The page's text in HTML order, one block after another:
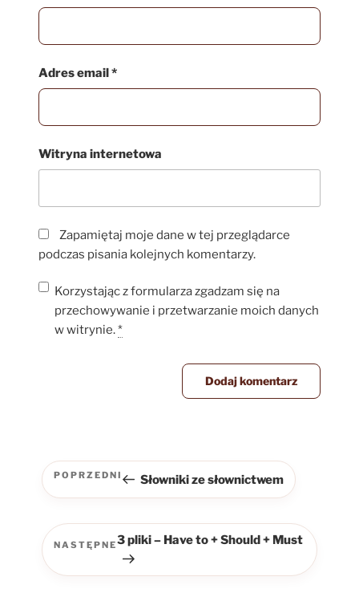
Adres email*
Witryna internetowa
Zapamiętaj moje dane w tej przeglądarce
podczas pisania kolejnych komentarzy.
Korzystając z formularza zgadzam się na
przechowywanie i przetwarzanie moich danych
w witrynie.*
wpisu
Poprzedni
POPRZEDNI Słowniki ze słownictwem
wpis
NASTĘPNE3 pliki – Have to + Should + Must